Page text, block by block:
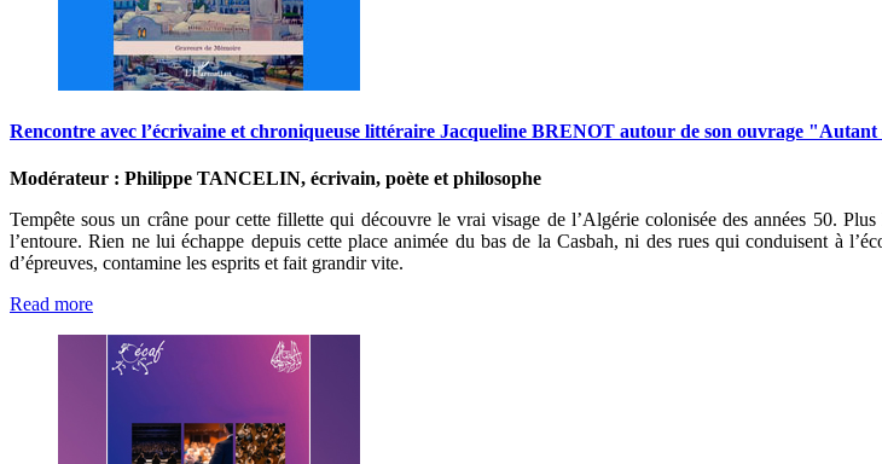
Rencontre avec l’écrivaine et chroniqueuse littéraire Jacqueline BRENOT autour de son ouvrage "Autant
Modérateur : Philippe TANCELIN, écrivain, poète et philosophe
Tempête sous un crâne pour cette fillette qui découvre le vrai visage de l’Algérie colonisée des années 50.
l’entoure. Rien ne lui échappe depuis cette place animée du bas de la Casbah, ni des rues qui conduisent à
d’épreuves, contamine les esprits et fait grandir vite.
Read more